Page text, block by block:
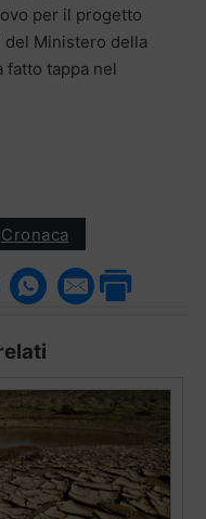
per il progetto
del Ministero della
fatto tappa nel
Cronaca